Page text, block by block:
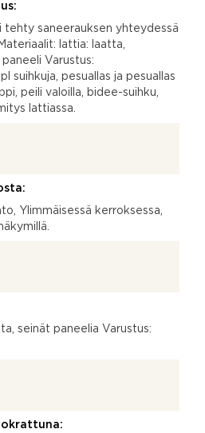
tehty saneerauksen yhteydessä
lattia: laatta,
Varustus:
suihkuja, pesuallas ja pesuallas
peili valoilla, bidee-suihku,
lattiassa.
Ylimmäisessä kerroksessa,
seinät paneelia Varustus: